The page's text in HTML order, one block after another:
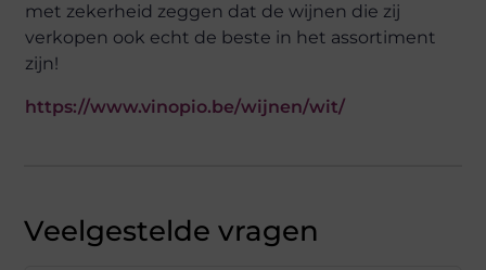
met zekerheid zeggen dat de wijnen die zij
verkopen ook echt de beste in het assortiment
zijn!
https://www.vinopio.be/wijnen/wit/
Veelgestelde vragen